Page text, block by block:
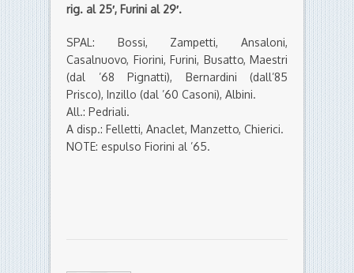
rig. al 25′, Furini al 29′.
SPAL: Bossi, Zampetti, Ansaloni,
Casalnuovo, Fiorini, Furini, Busatto, Maestri
(dal ’68 Pignatti), Bernardini (dall’85
Prisco), Inzillo (dal ’60 Casoni), Albini.
All.: Pedriali.
A disp.: Felletti, Anaclet, Manzetto, Chierici.
NOTE: espulso Fiorini al ’65.